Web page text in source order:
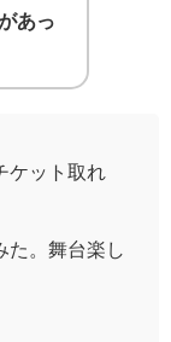
あっ
ケット取れ
。舞台楽し